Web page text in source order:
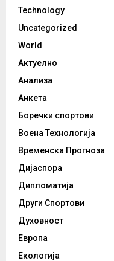
Technology
Uncategorized
World
Актуелно
Анализа
Анкета
Боречки спортови
Воена Технологија
Временска Прогноза
Дијаспора
Дипломатија
Други Спортови
Духовност
Европа
Екологија